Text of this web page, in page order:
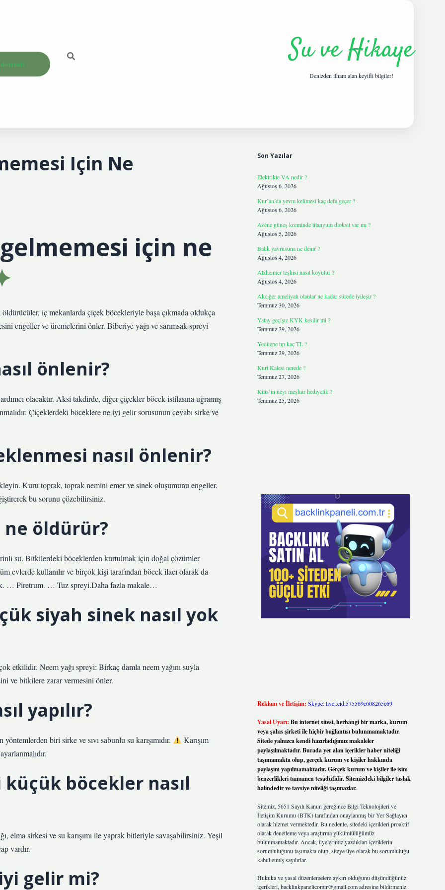
Su ve Hikaye
Denizden ilham alan keyifli bilgiler!
Için Ne
için ne
iç mekanlarda çiçek böcekleriyle başa çıkmada oldukça
engeller ve üremelerini önler. Biberiye yağı ve sarımsak spreyi
önlenir?
olacaktır. Aksi takdirde, diğer çiçekler böcek istilasına uğramış
Çiçeklerdeki böceklere ne iyi gelir sorusunun cevabı sirke ve
nasıl önlenir?
Kuru toprak, toprak nemini emer ve sinek oluşumunu engeller.
bu sorunu çözebilirsiniz.
öldürür?
su. Bitkilerdeki böceklerden kurtulmak için doğal çözümler
kullanılır ve birçok kişi tarafından böcek ilacı olarak da
… Piretrum. … Tuz spreyi.Daha fazla makale…
siyah sinek nasıl yok
etkilidir. Neem yağı spreyi: Birkaç damla neem yağını suyla
ve bitkilere zarar vermesini önler.
yapılır?
biri sirke ve sıvı sabunlu su karışımıdır.
Karışım
böcekler nasıl
sirkesi ve su karışımı ile yaprak bitleriyle savaşabilirsiniz. Yeşil
vardır.
gelir mi?
Son Yazılar
Elektrikte VA nedir ?
Ağustos 6, 2026
Kur’an’da yevm kelimesi kaç defa geçer ?
Ağustos 6, 2026
Avène güneş kreminde titanyum dioksit var mı ?
Ağustos 5, 2026
Balık yavrusuna ne denir ?
Ağustos 4, 2026
Alzheimer teşhisi nasıl koyulur ?
Ağustos 4, 2026
Akciğer ameliyatı olanlar ne kadar sürede iyileşir ?
Temmuz 30, 2026
Yatay geçişte KYK kesilir mi ?
Temmuz 29, 2026
Yeditepe tıp kaç TL ?
Temmuz 29, 2026
Kurt Kalesi nerede ?
Temmuz 27, 2026
Kilis’in neyi meşhur hediyelik ?
Temmuz 25, 2026
Reklam ve İletişim: Skype: live:.cid.575569c608265c69
Yasal Uyarı: Bu internet sitesi, herhangi bir marka, kurum
veya şahıs şirketi ile hiçbir bağlantısı bulunmamaktadır.
Sitede yalnızca kendi hazırladığımız makaleler
paylaşılmaktadır. Burada yer alan içerikler haber niteliği
taşımamakta olup, gerçek kurum ve kişiler hakkında
paylaşım yapılmamaktadır. Gerçek kurum ve kişiler ile isim
benzerlikleri tamamen tesadüfidir. Sitemizdeki bilgiler taslak
halindedir ve tavsiye niteliği taşımazlar.
Sitemiz, 5651 Sayılı Kanun gereğince Bilgi Teknolojileri ve
İletişim Kurumu (BTK) tarafından onaylanmış bir Yer Sağlayıcı
olarak hizmet vermektedir. Bu nedenle, sitedeki içerikleri proaktif
olarak denetleme veya araştırma yükümlülüğümüz
bulunmamaktadır. Ancak, üyelerimiz yazdıkları içeriklerin
sorumluluğunu taşımakta olup, siteye üye olarak bu sorumluluğu
kabul etmiş sayılırlar.
Hukuka ve yasal düzenlemelere aykırı olduğunu düşündüğünüz
içerikleri, backlinkpanelicomtr@gmail.comadresine bildirmeniz